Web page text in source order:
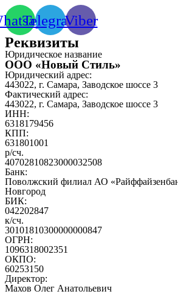
TelegramViber
Реквизиты
Юридическое название
ООО «Новый Стиль»
Юридический адрес:
443022, г. Самара, Заводское шоссе 3
Фактический адрес:
443022, г. Самара, Заводское шоссе 3
ИНН:
6318179456
КПП:
631801001
р/сч.
40702810823000032508
Банк:
Поволжский филиал АО
Новгород
БИК:
042202847
к/сч.
30101810300000000847
ОГРН:
1096318002351
ОКПО:
60253150
Директор:
Махов Олег Анатольевич